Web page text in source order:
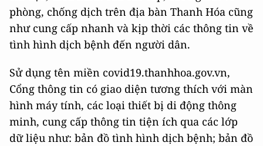
phòng, chống dịch trên địa bàn Thanh Hóa cũng
như cung cấp nhanh và kịp thời các thông tin về
tình hình dịch bệnh đến người dân.
Sử dụng tên miền covid19.thanhhoa.gov.vn,
Cổng thông tin có giao diện tương thích với màn
hình máy tính, các loại thiết bị di động thông
minh, cung cấp thông tin tiện ích qua các lớp
dữ liệu như: bản đồ tình hình dịch bệnh; bản đồ